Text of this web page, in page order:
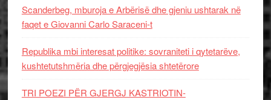
Scanderbeg, mburoja e Arbërisë dhe gjeniu ushtarak në
faqet e Giovanni Carlo Saraceni-t
Republika mbi interesat politike: sovraniteti i qytetarëve,
kushtetutshmëria dhe përgjegjësia shtetërore
TRI POEZI PËR GJERGJ KASTRIOTIN-